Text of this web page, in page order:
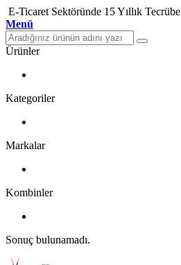
E-Ticaret Sektöründe 15 Yıllık Tecrübe
Menü
Ürünler
Kategoriler
Markalar
Kombinler
Sonuç bulunamadı.